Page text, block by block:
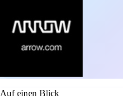
Auf einen Blick